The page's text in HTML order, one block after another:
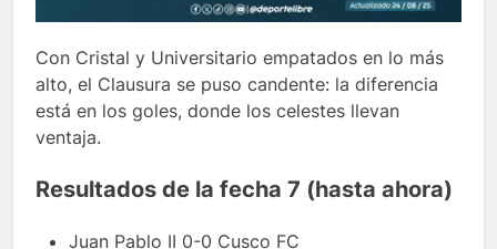
Con Cristal y Universitario empatados en lo más
alto, el Clausura se puso candente: la diferencia
está en los goles, donde los celestes llevan
ventaja.
Resultados de la fecha 7 (hasta ahora)
Juan Pablo II 0-0 Cusco FC